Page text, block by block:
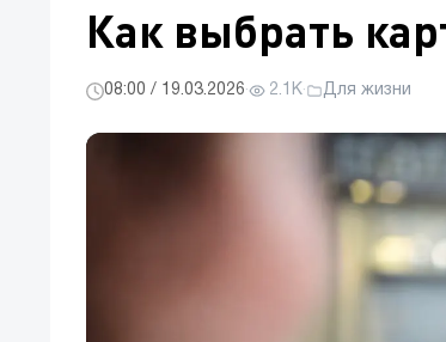
Как выбрать
08:00 / 19.03.2026· 2.1K· Для жизни